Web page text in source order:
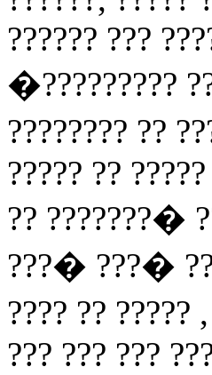
?????? ???
�?????????
???????? ??
????? ??
?? ???????�
???� ???�
???? ?? ?????
??? ??? ???